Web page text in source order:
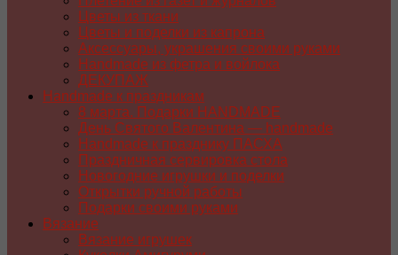
Цветы из ткани
Цветы и поделки из капрона
Аксессуары, украшения своими руками
Handmade из фетра и войлока
ДЕКУПАЖ
Handmade к праздникам
8 марта. Подарки HANDMADE
День Святого Валентина — handmade
Handmade к празднику ПАСХA
Праздничная сервировка стола
Новогодние игрушки и поделки
Открытки ручной работы
Подарки своими руками
Вязание
Вязание игрушек